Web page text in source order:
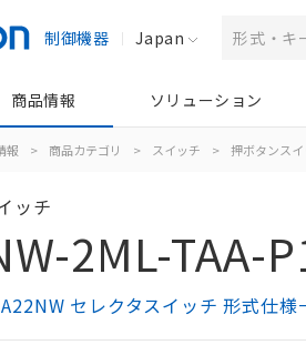
制御機器 Japan
商品情報 ソリューション
報 > 商品カテゴリ > スイッチ > 押ボタンス
ッチ
2ML-TAA-
セレクタスイッチ 形式仕様